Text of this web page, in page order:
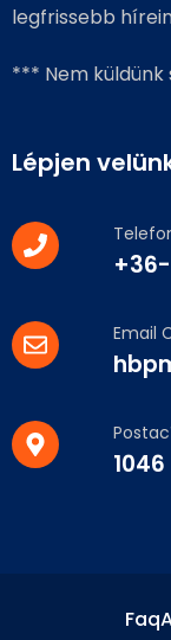
legfrissebb
*** Nem
Lépjen
Email
Faq